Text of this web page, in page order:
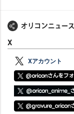
X
Xアカウント